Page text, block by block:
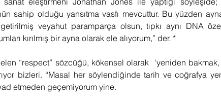
sahip olduğu yansıtma vasfı mevcuttur. Bu yüzden
veyahut paramparça olsun, tıpkı aynı DNA
kırılmış bir ayna olarak ele alıyorum,” der. *
“respect” sözcüğü, kökensel olarak  ‘yeniden
bizleri. “Masal her söylendiğinde tarih ve coğrafya
etmeden geçemiyorum yine.